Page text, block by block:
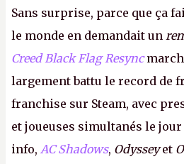
Sans surprise, parce que ça
le monde en demandait un
Creed Black Flag Resync
largement battu le record de
franchise sur Steam, avec
et joueuses simultanés le
info, AC Shadows, Odysseyet